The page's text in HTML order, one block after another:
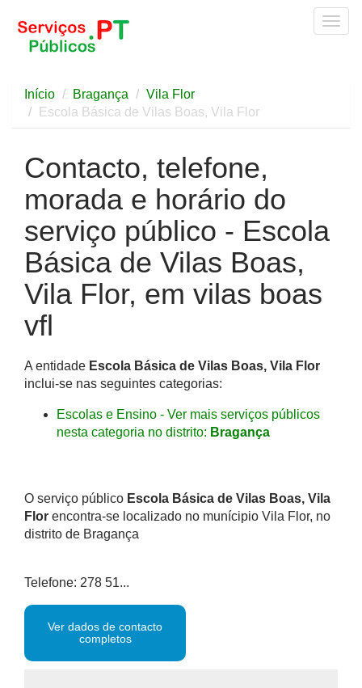
Início Bragança
Vila Flor
Escola Básica de Vilas Boas, Vila Flor
Contacto, telefone,
morada e horário do
serviço público - Escola
Básica de Vilas Boas,
Vila Flor, em vilas boas
vfl
A entidade Escola Básica de Vilas Boas, Vila Flor
inclui-se nas seguintes categorias:
Escolas e Ensino - Ver mais serviços públicos
nesta categoria no distrito: Bragança
O serviço público Escola Básica de Vilas Boas, Vila
Flor encontra-se localizado no munícipio Vila Flor, no
distrito de Bragança
Telefone: 278 51...
Ver dados de contacto
completos